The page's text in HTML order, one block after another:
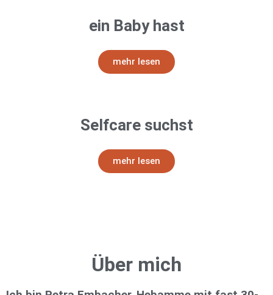
ein Baby hast
mehr lesen
Selfcare suchst
mehr lesen
Über mich